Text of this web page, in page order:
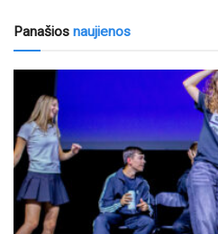
Panašios naujienos